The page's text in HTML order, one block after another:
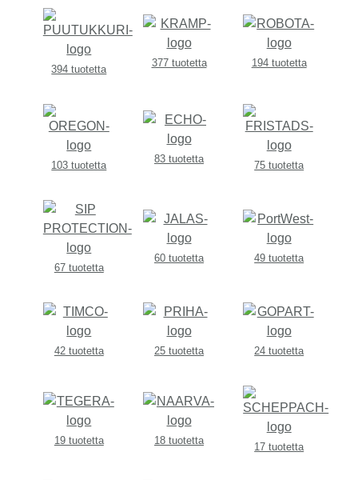
394 tuotetta
377 tuotetta 194 tuotetta
103 tuotetta
83 tuotetta
75 tuotetta
67 tuotetta
60 tuotetta 49 tuotetta
42 tuotetta 25 tuotetta 24 tuotetta
19 tuotetta 18 tuotetta
17 tuotetta